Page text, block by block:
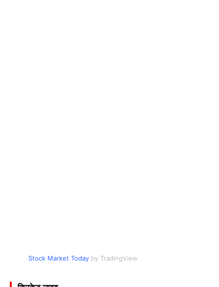
Stock Market Today by TradingView